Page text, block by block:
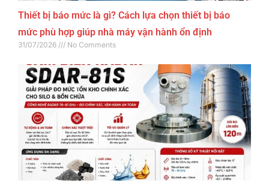
Thiết bị báo mức là gì? Cách lựa chọn thiết bị báo
mức phù hợp giúp nhà máy vận hành ổn định
31/07/2026 No Comments